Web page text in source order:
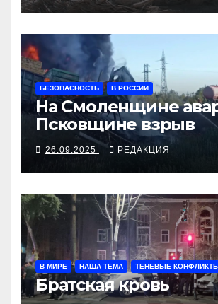
БЕЗОПАСНОСТЬ В РОССИИ
На Смоленщине
Псковщине взрыв
26.09.2025 РЕДАКЦИЯ
В МИРЕ НАША ТЕМА ТЕНЕВЫЕ
Братская кровь